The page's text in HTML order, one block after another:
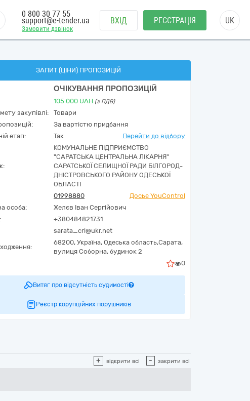
Замовити дзвінок
0 800 30 77 55
support@e-tender.ua ВХІД РЕЄСТРАЦІЯ UK
ЗАПИТ (ЦІНИ) ПРОПОЗИЦІЙ
ОЧІКУВАННЯ ПРОПОЗИЦІЙ
105 000 UAH (з ПДВ)
закупівлі:
Товари
За вартістю придбання
етап:
Так Перейти до відбору
КОМУНАЛЬНЕ ПІДПРИЄМСТВО
"САРАТСЬКА ЦЕНТРАЛЬНА ЛІКАРНЯ"
САРАТСЬКОЇ СЕЛИЩНОЇ РАДИ БІЛГОРОД-
ДНІСТРОВСЬКОГО РАЙОНУ ОДЕСЬКОЇ
ОБЛАСТІ
01998880
Досьє YouControl
особа:
Желєв Іван Сергійович
+380484821731
sarata_crl@ukr.net
68200, Україна, Одеська область,Сарата,
вулиця Соборна, будинок 2
0
Витяг про відсутність судимості
Реєстр корупційних порушників
+ відкрити всі - закрити всі